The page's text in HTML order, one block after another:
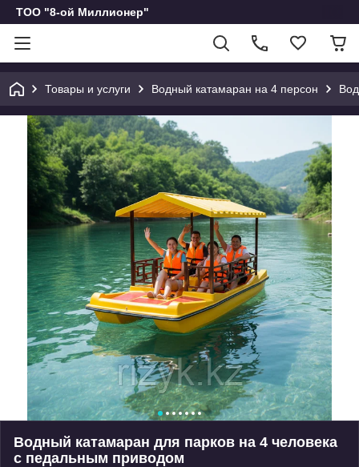
ТОО "8-ой Миллионер"
Товары и услуги Водный катамаран на 4 персон
Водный катамаран для парков на 4 человека
с педальным приводом